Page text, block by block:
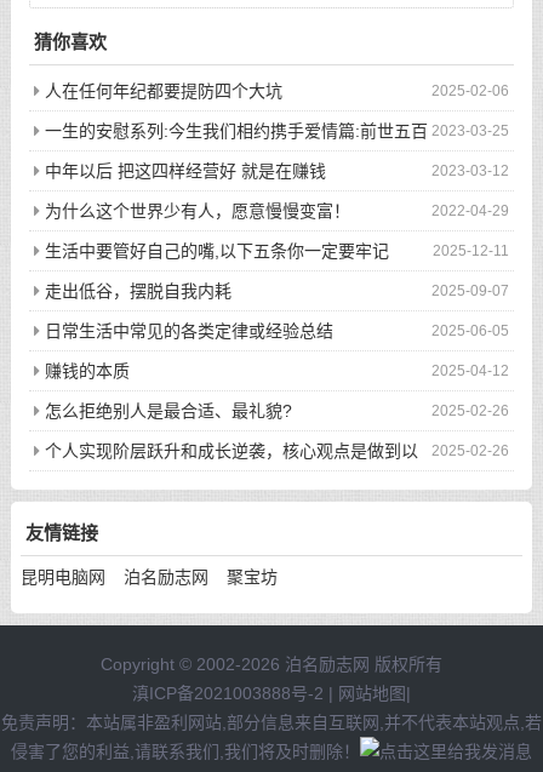
猜你喜欢
2025-02-06
人在任何年纪都要提防四个大坑
2023-03-25
一生的安慰系列:今生我们相约携手爱情篇:前世五百
次的回眸才换来今生的相遇
2023-03-12
中年以后 把这四样经营好 就是在赚钱
2022-04-29
为什么这个世界少有人，愿意慢慢变富！
2025-12-11
生活中要管好自己的嘴,以下五条你一定要牢记
2025-09-07
走出低谷，摆脱自我内耗
2025-06-05
日常生活中常见的各类定律或经验总结
2025-04-12
赚钱的本质
2025-02-26
怎么拒绝别人是最合适、最礼貌?
2025-02-26
个人实现阶层跃升和成长逆袭，核心观点是做到以
下八件事
友情链接
昆明电脑网 泊名励志网 聚宝坊
Copyright © 2002-2026 泊名励志网 版权所有
滇ICP备2021003888号-2 | 网站地图|
免责声明：本站属非盈利网站,部分信息来自互联网,并不代表本站观点,若
侵害了您的利益,请联系我们,我们将及时删除！